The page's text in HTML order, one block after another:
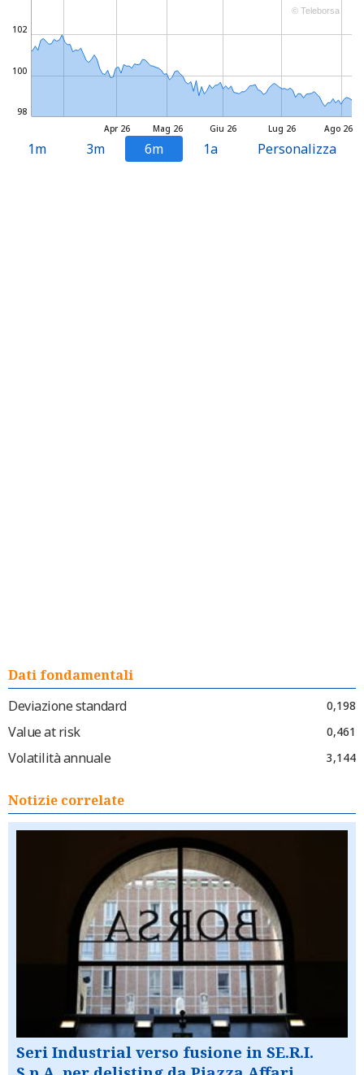
Mag 26 Lug 26
Apr 26 Giu 26 Ago 26
98
100
102
© Teleborsa
1m 3m 6m 1a Personalizza
Dati fondamentali
Deviazione standard
0,198
Value at risk 0,461
Volatilità annuale 3,144
Notizie correlate
Seri Industrial verso fusione in SE.R.I.